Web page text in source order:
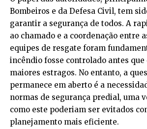
Bombeiros e da Defesa Civil, tem
garantir a segurança de todos. A
ao chamado e a coordenação entre
equipes de resgate foram
incêndio fosse controlado antes que
maiores estragos. No entanto, a
permanece em aberto é a
normas de segurança predial, uma
como este poderiam ser evitados
planejamento mais eficiente.